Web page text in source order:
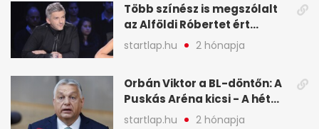
Több színész is megszólalt
az Alföldi Róbertet ért
vádakról - A hét
legfontosabb hírei
startlap.hu 2 hónapja
Orbán Viktor a BL-döntőn: A
Puskás Aréna kicsi - A hét
legfontosabb hírei képeken
startlap.hu 2 hónapja